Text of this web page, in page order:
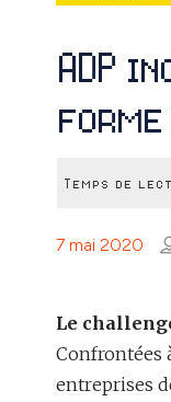
ADP
7 mai 2020
Le
Confrontées
entreprises